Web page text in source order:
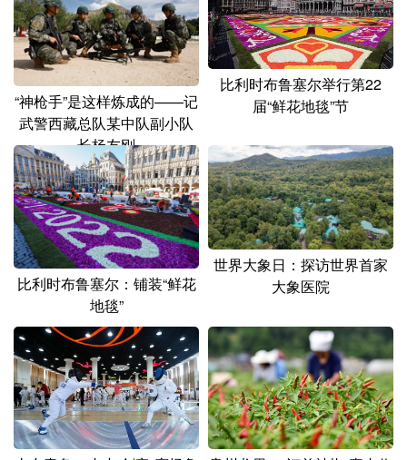
“神枪手”是这样炼成的——记
武警西藏总队某中队副小队
长杨友刚
比利时布鲁塞尔举行第22
届“鲜花地毯”节
比利时布鲁塞尔：铺装“鲜花
地毯”
世界大象日：探访世界首家
大象医院